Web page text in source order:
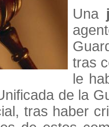
Una
tras
le
de la
tras haber